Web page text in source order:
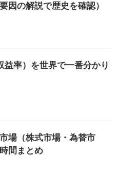
因の解説で歴史を確認）
益率）を世界で一番分かり
場（株式市場・為替市
間まとめ